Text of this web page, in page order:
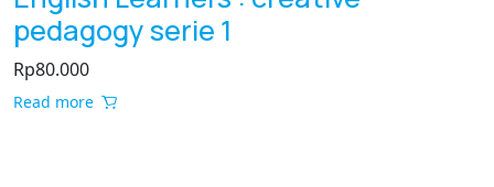
pedagogy serie 1
Rp80.000
Read more